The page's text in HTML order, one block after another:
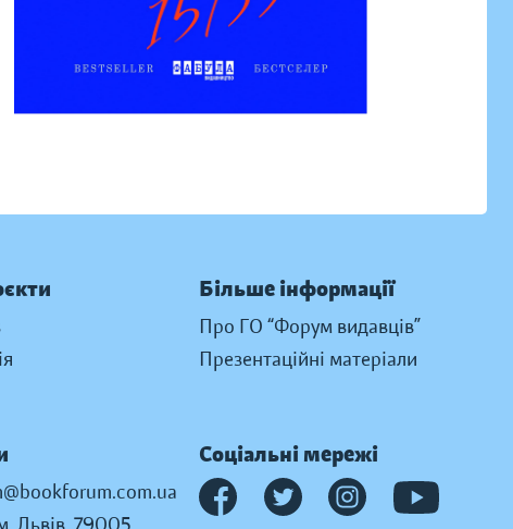
Більше інформації
Про ГО “Форум видавців”
Презентаційні матеріали
Соціальні мережі